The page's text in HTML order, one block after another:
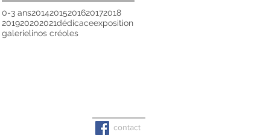
0-3 ans20142015201620172018
201920202021dédicaceexposition
galerielinos créoles
contact